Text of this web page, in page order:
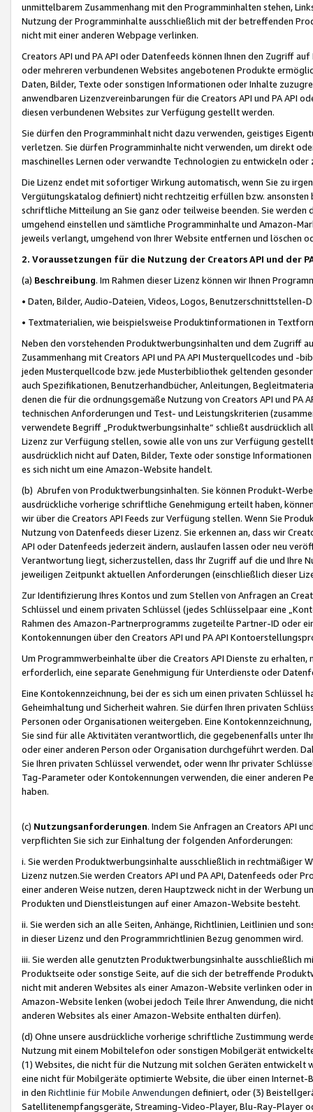
unmittelbarem Zusammenhang mit den Programminhalten stehen,
Nutzung der Programminhalte ausschließlich mit der betreffenden
nicht mit einer anderen Webpage verlinken.
Creators API und PA API oder Datenfeeds können Ihnen den Zugriff
oder mehreren verbundenen Websites angebotenen Produkte
Daten, Bilder, Texte oder sonstigen Informationen oder Inhalte
anwendbaren Lizenzvereinbarungen für die Creators API und PA API
diesen verbundenen Websites zur Verfügung gestellt werden.
Sie dürfen den Programminhalt nicht dazu verwenden, geistiges
verletzen. Sie dürfen Programminhalte nicht verwenden, um direkt
maschinelles Lernen oder verwandte Technologien zu entwickeln
Die Lizenz endet mit sofortiger Wirkung automatisch, wenn Sie zu
Vergütungskatalog definiert) nicht rechtzeitig erfüllen bzw. ansonsten
schriftliche Mitteilung an Sie ganz oder teilweise beenden. Sie werden
umgehend einstellen und sämtliche Programminhalte und Amazon-
jeweils verlangt, umgehend von Ihrer Website entfernen und löschen
2. Voraussetzungen für die Nutzung der Creators API und der
(a) Beschreibung. Im Rahmen dieser Lizenz können wir Ihnen
• Daten, Bilder, Audio-Dateien, Videos, Logos, Benutzerschnittstellen-
• Textmaterialien, wie beispielsweise Produktinformationen in
Neben den vorstehenden Produktwerbungsinhalten und dem Zugriff
Zusammenhang mit Creators API und PA API Musterquellcodes und
jeden Musterquellcode bzw. jede Musterbibliothek geltenden
auch Spezifikationen, Benutzerhandbücher, Anleitungen,
denen die für die ordnungsgemäße Nutzung von Creators API und PA
technischen Anforderungen und Test- und Leistungskriterien
verwendete Begriff „Produktwerbungsinhalte“ schließt ausdrücklich
Lizenz zur Verfügung stellen, sowie alle von uns zur Verfügung
ausdrücklich nicht auf Daten, Bilder, Texte oder sonstige
es sich nicht um eine Amazon-Website handelt.
(b) Abrufen von Produktwerbungsinhalten. Sie können Produkt-
ausdrückliche vorherige schriftliche Genehmigung erteilt haben,
wir über die Creators API Feeds zur Verfügung stellen. Wenn Sie
Nutzung von Datenfeeds dieser Lizenz. Sie erkennen an, dass wir
API oder Datenfeeds jederzeit ändern, auslaufen lassen oder neu
Verantwortung liegt, sicherzustellen, dass Ihr Zugriff auf die und Ihre
jeweiligen Zeitpunkt aktuellen Anforderungen (einschließlich dieser
Zur Identifizierung Ihres Kontos und zum Stellen von Anfragen an
Schlüssel und einem privaten Schlüssel (jedes Schlüsselpaar eine
Rahmen des Amazon-Partnerprogramms zugeteilte Partner-ID oder
Kontokennungen über den Creators API und PA API
Um Programmwerbeinhalte über die Creators API Dienste zu
erforderlich, eine separate Genehmigung für Unterdienste oder
Eine Kontokennzeichnung, bei der es sich um einen privaten
Geheimhaltung und Sicherheit wahren. Sie dürfen Ihren privaten
Personen oder Organisationen weitergeben. Eine
Sie sind für alle Aktivitäten verantwortlich, die gegebenenfalls unter
oder einer anderen Person oder Organisation durchgeführt werden.
Sie Ihren privaten Schlüssel verwendet, oder wenn Ihr privater
Tag-Parameter oder Kontokennungen verwenden, die einer anderen
haben.
(c) Nutzungsanforderungen. Indem Sie Anfragen an Creators API
verpflichten Sie sich zur Einhaltung der folgenden Anforderungen:
i. Sie werden Produktwerbungsinhalte ausschließlich in rechtmäßiger
Lizenz nutzen.Sie werden Creators API und PA API, Datenfeeds oder
einer anderen Weise nutzen, deren Hauptzweck nicht in der Werbung
Produkten und Dienstleistungen auf einer Amazon-Website besteht.
ii. Sie werden sich an alle Seiten, Anhänge, Richtlinien, Leitlinien und
in dieser Lizenz und den Programmrichtlinien Bezug genommen wird.
iii. Sie werden alle genutzten Produktwerbungsinhalte ausschließlich
Produktseite oder sonstige Seite, auf die sich der betreffende
nicht mit anderen Websites als einer Amazon-Website verlinken oder
Amazon-Website lenken (wobei jedoch Teile Ihrer Anwendung, die
anderen Websites als einer Amazon-Website enthalten dürfen).
(d) Ohne unsere ausdrückliche vorherige schriftliche Zustimmung
Nutzung mit einem Mobiltelefon oder sonstigen Mobilgerät
(1) Websites, die nicht für die Nutzung mit solchen Geräten
eine nicht für Mobilgeräte optimierte Website, die über einen
in den Richtlinie für Mobile Anwendungen definiert, oder (3)
Satellitenempfangsgeräte, Streaming-Video-Player, Blu-Ray-Player